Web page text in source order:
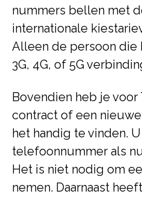
nummers bellen met
internationale
Alleen de persoon die
3G, 4G, of 5G
Bovendien heb je voor
contract of een
het handig te vinden.
telefoonnummer als
Het is niet nodig om
nemen. Daarnaast